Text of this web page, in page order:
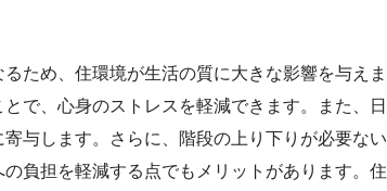
ため、住環境が生活の質に大きな影響を与えま
で、心身のストレスを軽減できます。また、日
与します。さらに、階段の上り下りが必要ない
負担を軽減する点でもメリットがあります。住